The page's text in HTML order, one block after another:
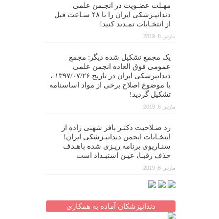
مهـلت عضـویت در انجـمن علمی
دندانپـزشکی ایران را تا ۴۸ سـاعت قبل
از انتخـابات تمـدید کنید!
مارس 8, 2019
یک مجمع تشکیل شده دیگر: مجمع
عمومی فوق العاده انجمن علمی
دندانپزشکی ایران در تاریخ ۱۳۹۷/۰۷/۲۶ ،
با موضوع اصلاح برخی از مواد اساسنامه
تشکیل گردید!
مارس 8, 2019
رد صـلاحیت دکتـر باقر شهنی زاده از
انتخـابات انجمن دندانپـزشکی ایران!
سنـاریوی برنامه ریـزی شده باهـدف
حذف رقبـا، عیـن استبـداد است
مارس 8, 2019
دندانپزشکان آماده به همکاری